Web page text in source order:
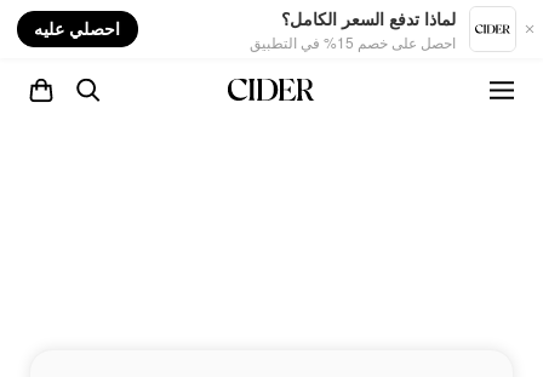
لماذا تدفع السعر الكامل؟
احصل على خصم 15% في التطبيق
احصلي عليه